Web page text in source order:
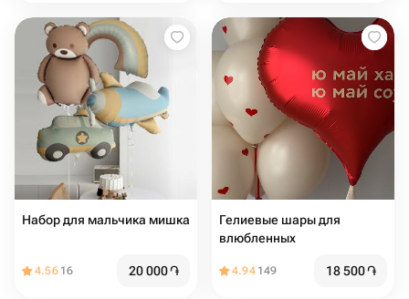
Набор для мальчика мишка
4.56 16 20 000֏
Гелиевые шары для
влюбленных
4.94 149 18 500֏